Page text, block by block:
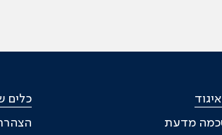
מדעת
כלים